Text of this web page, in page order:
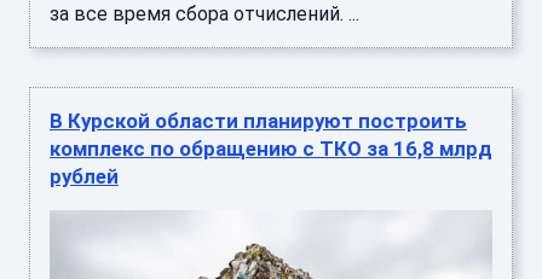
за все время сбора отчислений. ...
В Курской области планируют построить
комплекс по обращению с ТКО за 16,8 млрд
рублей